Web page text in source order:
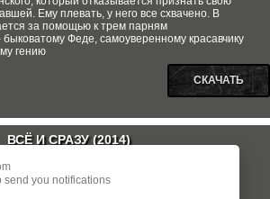
Ему плевать, у него все схвачено. В
за помощью к трем парням
Феде, самоуверенному красавчику
гению
СКАЧАТЬ
ВСЁ И СРАЗУ (2014)
send you notifications